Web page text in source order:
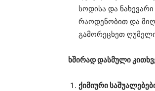
სოდისა და
რაოდენობით და
გამორეცხეთ
ხშირად დასმული
ქიმიური